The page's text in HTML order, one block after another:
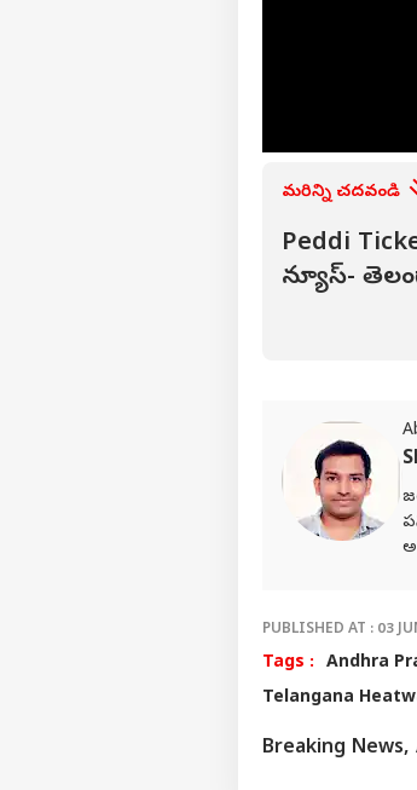
మరిన్ని చదవండి
Peddi
న్యూస్-
PUBLISHED AT : 03
Tags : Andhra
Telangana
Breaking